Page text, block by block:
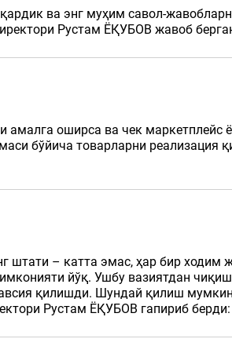
ва энг муҳим савол-
Рустам ЁҚУБОВ жавоб
амалга оширса ва чек маркетплейс
бўйича товарларни реализация
– катта эмас, ҳар бир ходим
йўқ. Ушбу вазиятдан
қилишди. Шундай қилиш
Рустам ЁҚУБОВ гапириб берди: